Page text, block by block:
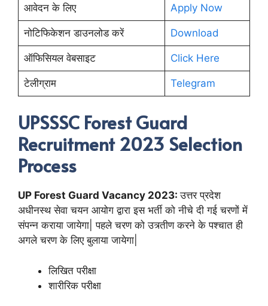
आवेदन के लिए Apply Now
नोटिफिकेशन डाउनलोड करें Download
ऑफिसियल वेबसाइट Click Here
टेलीग्राम Telegram
UPSSSC Forest Guard
Recruitment 2023 Selection
Process
UP Forest Guard Vacancy 2023:उत्तर प्रदेश
अधीनस्थ सेवा चयन आयोग द्वारा इस भर्ती को नीचे दी गई चरणों में
संपन्न कराया जायेगा| पहले चरण को उत्र्तीण करने के पश्चात ही
अगले चरण के लिए बुलाया जायेगा|
लिखित परीक्षा
शारीरिक परीक्षा